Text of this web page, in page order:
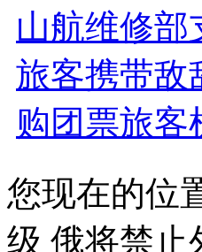
山航维修部
旅客携带敌
购团票旅客
您现在的位
级 俄将禁止